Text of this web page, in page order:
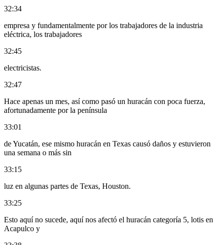
32:34
empresa y fundamentalmente por los trabajadores de la industria
eléctrica, los trabajadores
32:45
electricistas.
32:47
Hace apenas un mes, así como pasó un huracán con poca fuerza,
afortunadamente por la península
33:01
de Yucatán, ese mismo huracán en Texas causó daños y estuvieron
una semana o más sin
33:15
luz en algunas partes de Texas, Houston.
33:25
Esto aquí no sucede, aquí nos afectó el huracán categoría 5, lotis en
Acapulco y